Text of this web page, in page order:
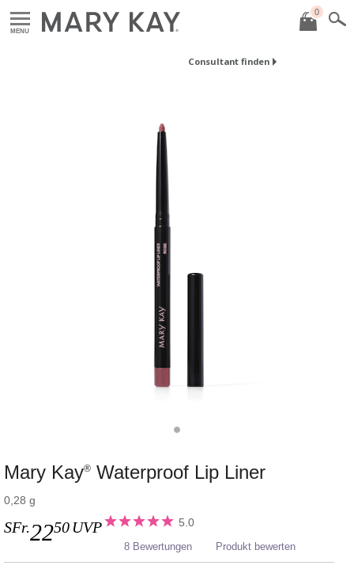
MENU
0
Consultant finden
Mary Kay® Waterproof Lip Liner
0,28 g
SFr.2250 UVP 5.0
8 Bewertungen Produkt bewerten